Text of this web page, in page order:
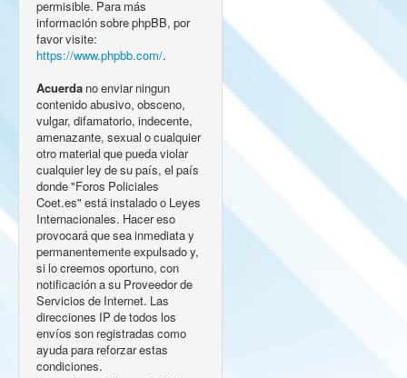
permisible. Para más
información sobre phpBB, por
favor visite:
https://www.phpbb.com/.
Acuerda no enviar ningun
contenido abusivo, obsceno,
vulgar, difamatorio, indecente,
amenazante, sexual o cualquier
otro material que pueda violar
cualquier ley de su país, el país
donde "Foros Policiales
Coet.es" está instalado o Leyes
Internacionales. Hacer eso
provocará que sea inmediata y
permanentemente expulsado y,
si lo creemos oportuno, con
notificación a su Proveedor de
Servicios de Internet. Las
direcciones IP de todos los
envíos son registradas como
ayuda para reforzar estas
condiciones.